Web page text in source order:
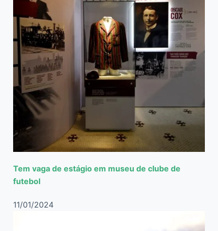
Tem vaga de estágio em museu de clube de
futebol
11/01/2024